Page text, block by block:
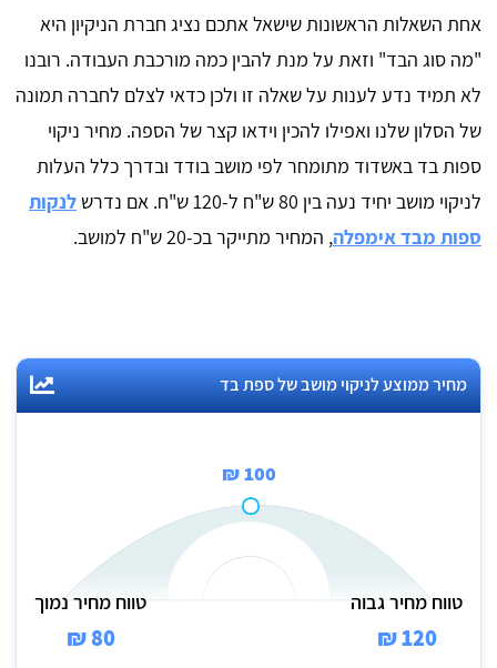
אחת השאלות הראשונות שישאל אתכם נציג חברת הניקיון היא
"מה סוג הבד" וזאת על מנת להבין כמה מורכבת העבודה. רובנו
לא תמיד נדע לענות על שאלה זו ולכן כדאי לצלם לחברה תמונה
של הסלון שלנו ואפילו להכין וידאו קצר של הספה. מחיר ניקוי
ספות בד באשדוד מתומחר לפי מושב בודד ובדרך כלל העלות
לניקוי מושב יחיד נעה בין 80 ש"ח ל-120 ש"ח. אם נדרש
לנקות
ספות מבד אימפלה, המחיר מתייקר בכ-20 ש"ח למושב.
מחיר ממוצע לניקוי מושב של ספת בד
100 ₪
טווח מחיר גבוה
120 ₪
טווח מחיר נמוך
80 ₪